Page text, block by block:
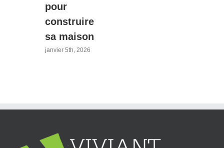
pour
construire
sa maison
janvier 5th, 2026